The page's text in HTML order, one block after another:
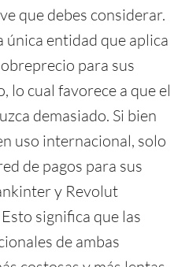
que debes considerar.
única entidad que aplica
para sus
lo cual favorece a que el
demasiado. Si bien
uso internacional, solo
de pagos para sus
y Revolut
significa que las
de ambas